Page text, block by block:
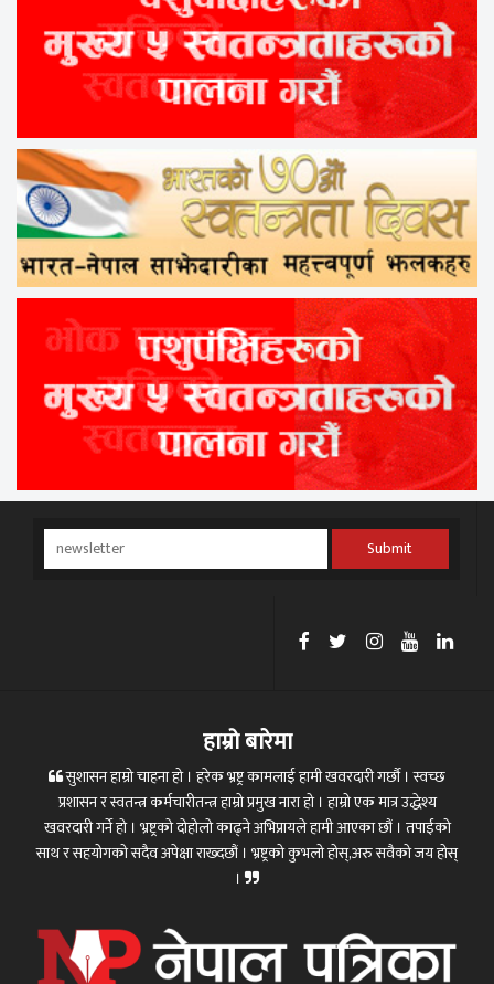
Submit
हाम्रो बारेमा
सुशासन हाम्रो चाहना हो । हरेक भ्रष्ट्र कामलाई हामी खवरदारी गर्छौ । स्वच्छ
प्रशासन र स्वतन्त्र कर्मचारीतन्त्र हाम्रो प्रमुख नारा हो । हाम्रो एक मात्र उद्धेश्य
खवरदारी गर्ने हो । भ्रष्ट्रको दोहोलो काढ्ने अभिप्रायले हामी आएका छौं । तपाईको
साथ र सहयोगको सदैव अपेक्षा राख्दछौं । भ्रष्ट्रको कुभलो होस्,अरु सवैको जय होस्
।